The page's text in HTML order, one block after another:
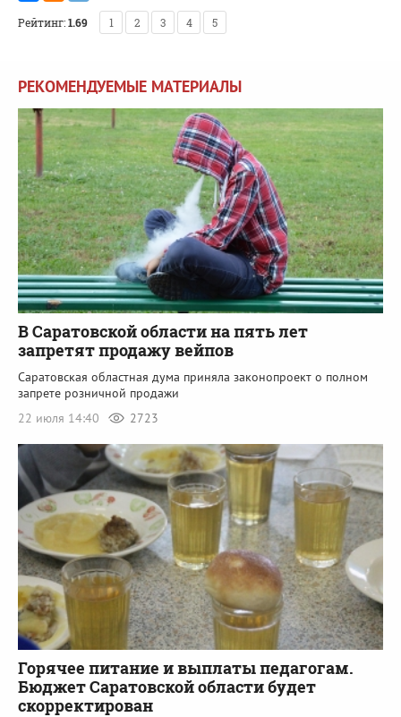
Рейтинг:1.69 1 2 3 4 5
РЕКОМЕНДУЕМЫЕ МАТЕРИАЛЫ
В Саратовской области на пять лет
запретят продажу вейпов
Саратовская областная дума приняла законопроект о полном
запрете розничной продажи
22 июля 14:40
2723
Горячее питание и выплаты педагогам.
Бюджет Саратовской области будет
скорректирован